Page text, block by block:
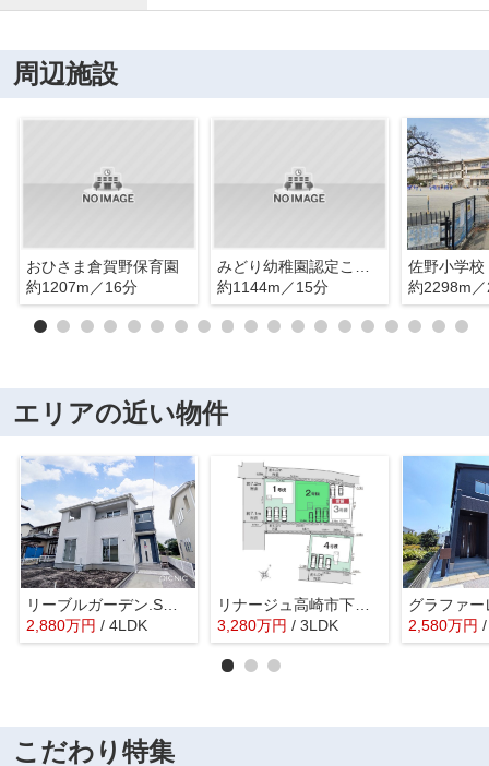
周辺施設
おひさま倉賀野保育園
約1207m／16分
約1144m／15分
佐野小学校
約2298m
エリアの近い物件
リーブルガーデン.S高崎市第2南新波町ー①
2,880万円 / 4LDK
リナージュ高崎市下小鳥町01期ー②
3,280万円 / 3LDK 2,580万円
こだわり特集